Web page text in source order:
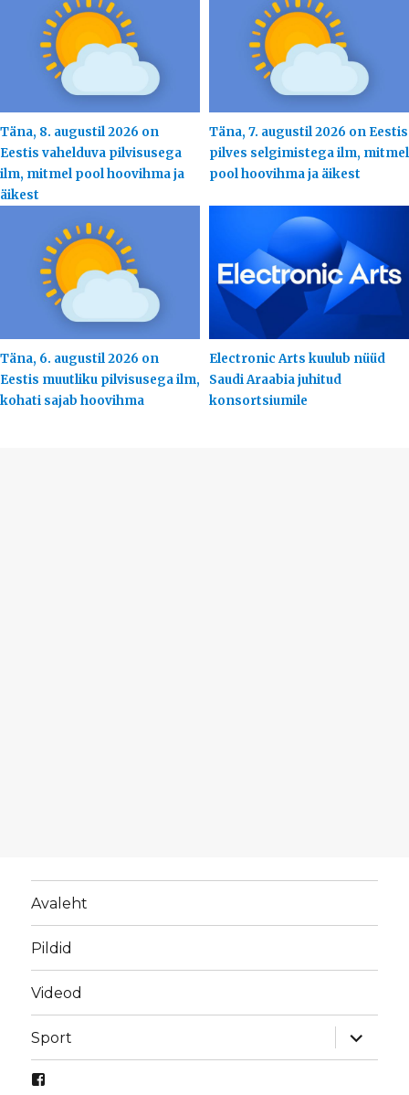
Täna, 8. augustil 2026 on
Eestis vahelduva pilvisusega
ilm, mitmel pool hoovihma ja
äikest
Täna, 7. augustil 2026 on Eestis
pilves selgimistega ilm, mitmel
pool hoovihma ja äikest
Täna, 6. augustil 2026 on
Eestis muutliku pilvisusega ilm,
kohati sajab hoovihma
Electronic Arts kuulub nüüd
Saudi Araabia juhitud
konsortsiumile
Avaleht
Pildid
Videod
Sport
laienda